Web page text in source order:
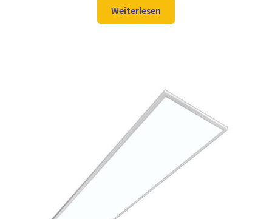
war:
129,98 €
ist:
97,99 €.
Weiterlesen